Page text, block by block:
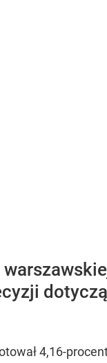
4,16-